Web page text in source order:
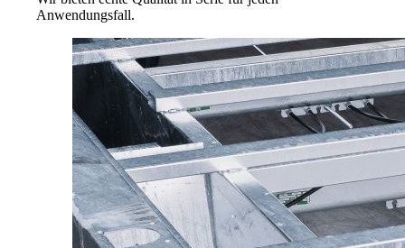
Anwendungsfall.